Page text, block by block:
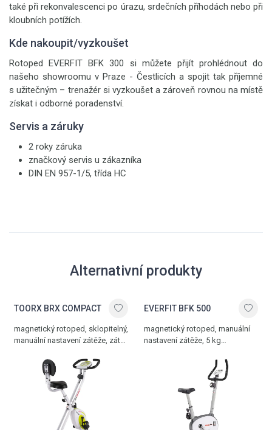
také při rekonvalescenci po úrazu, srdečních příhodách nebo při
kloubních potížích.
Kde nakoupit/vyzkoušet
Rotoped EVERFIT BFK 300 si můžete přijít prohlédnout do
našeho showroomu v Praze - Čestlicích a spojit tak příjemné
s užitečným – trenažér si vyzkoušet a zároveň rovnou na místě
získat i odborné poradenství.
Servis a záruky
2 roky záruka
značkový servis u zákazníka
DIN EN 957-1/5, třída HC
Alternativní produkty
TOORX BRX COMPACT
magnetický rotoped, sklopitelný,
manuální nastavení zátěže, zátěž
nosnost 100 kg
EVERFIT BFK 500
magnetický rotoped, manuální
nastavení zátěže, 5 kg